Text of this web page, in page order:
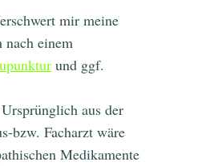
mir meine
nach einem
und ggf.
aus der
bzw. Facharzt wäre
Medikamente